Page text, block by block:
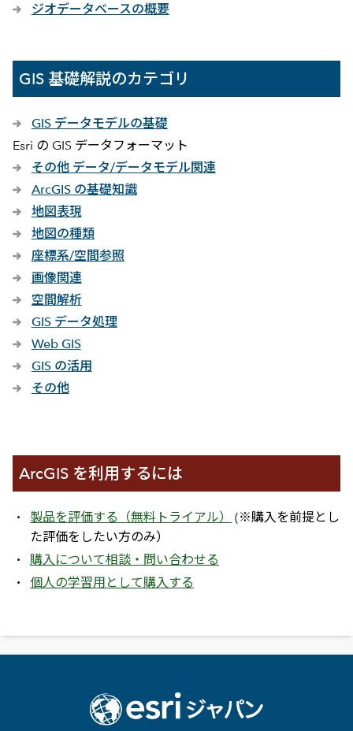
ジオデータベースの概要
GIS 基礎解説のカテゴリ
GIS データモデルの基礎
Esri の GIS データフォーマット
その他 データ/データモデル関連
ArcGIS の基礎知識
地図表現
地図の種類
座標系/空間参照
画像関連
空間解析
GIS データ処理
Web GIS
GIS の活用
その他
ArcGIS を利用するには
製品を評価する（無料トライアル）
(※購入を前提とし
た評価をしたい方のみ）
購入について相談・問い合わせる
個人の学習用として購入する